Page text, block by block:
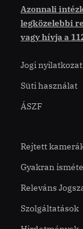
Azonnali
legközelebbi
vagy hívja a
Jogi nyilatkozat
Süti használat
ÁSZF
Rejtett
Gyakran
Releváns
Szolgáltatások